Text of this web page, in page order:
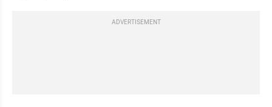
ADVERTISEMENT